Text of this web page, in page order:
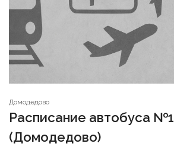
Домодедово
Расписание автобуса №1
(Домодедово)